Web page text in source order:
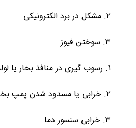
۲. مشکل در برد الکترونیکی
۳. سوختن فیوز
۱. رسوب گیری در منافذ بخار یا لوله های داخلی
۲. خرابی یا مسدود شدن پمپ بخار
۳. خرابی سنسور دما